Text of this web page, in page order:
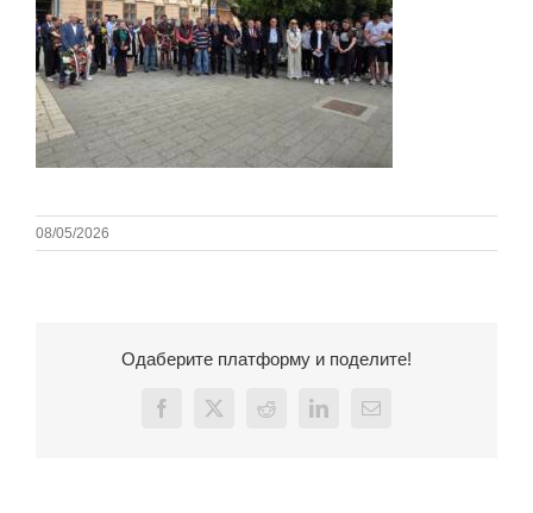
08/05/2026
Одаберите платформу и поделите!
Facebook
X Reddit LinkedInEmail